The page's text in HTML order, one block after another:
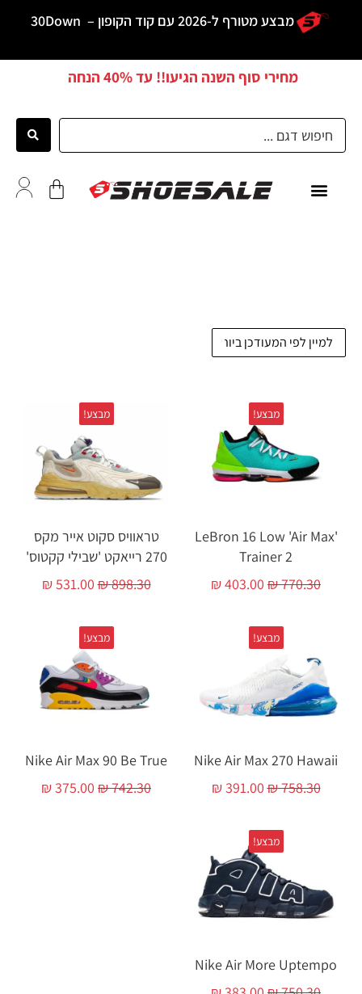
מבצע מטורף ל-2026 עם קוד הקופון – 30Down
מחירי סוף השנה הגיעו!! עד40% הנחה
מבצע!
'LeBron 16 Low 'Air Max
Trainer 2
₪770.30
₪403.00
מבצע!
טראוויס סקוט אייר מקס
270 רייאקט 'שבילי קקטוס'
₪898.30
₪531.00
מבצע!
Nike Air Max 270 Hawaii
₪758.30
₪391.00
מבצע!
Nike Air Max 90 Be True
₪742.30
₪375.00
מבצע!
Nike Air More Uptempo